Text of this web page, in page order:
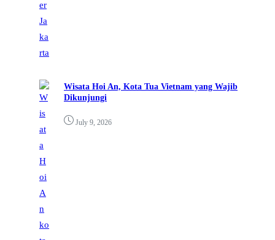
Wisata Hoi An, Kota Tua Vietnam yang Wajib
Dikunjungi
July 9, 2026